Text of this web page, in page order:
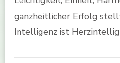
ganzheitlicher Erfolg
Intelligenz ist